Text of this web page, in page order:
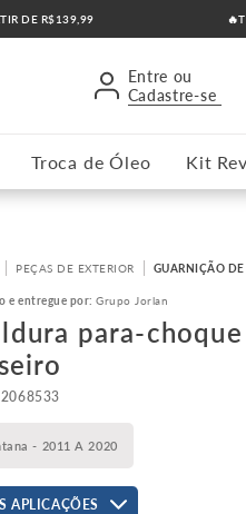
DE R$139,99
Entre ou
Cadastre-se
Troca de Óleo Kit
PEÇAS DE EXTERIOR GUARNIÇÃO
e entregue por:Grupo Jorlan
para-choque
- 2011 A 2020
APLICAÇÕES